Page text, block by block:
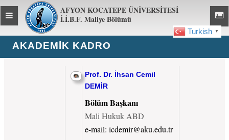
AFYON KOCATEPE ÜNİVERSİTESİ
İ.İ.B.F. Maliye Bölümü
Toggle
global
navigation
Turkish ▼
AKADEMIK KADRO
Prof. Dr. İhsan Cemil
DEMİR
Bölüm Başkanı
Mali Hukuk ABD
e-mail: icdemir@aku.edu.tr